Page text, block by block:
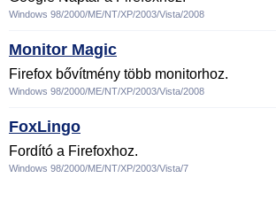
Windows 98/2000/ME/NT/XP/2003/Vista/2008
Monitor Magic
Firefox bővítmény több monitorhoz.
Windows 98/2000/ME/NT/XP/2003/Vista/2008
FoxLingo
Fordító a Firefoxhoz.
Windows 98/2000/ME/NT/XP/2003/Vista/7